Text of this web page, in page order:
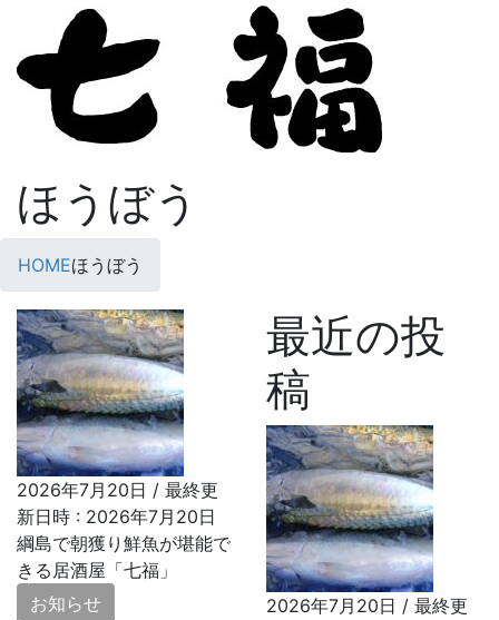
ほうぼう
HOMEほうぼう
2026年7月20日 / 最終更
新日時 : 2026年7月20日
綱島で朝獲り鮮魚が堪能で
きる居酒屋「七福」
お知らせ
最近の投
稿
2026年7月20日 / 最終更